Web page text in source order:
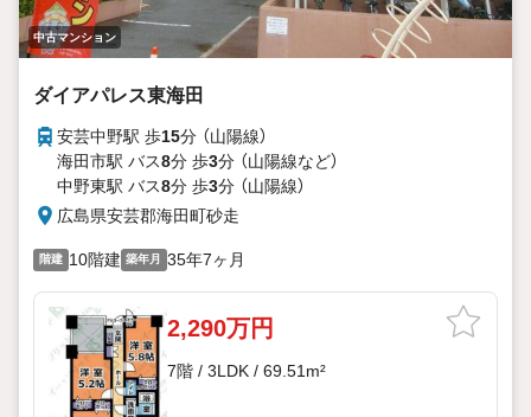
中古マンション
ダイアパレス東海田
安芸中野駅 歩15分 （山陽線）
海田市駅 バス8分 歩3分 （山陽線など）
中野東駅 バス8分 歩3分 （山陽線）
広島県安芸郡海田町砂走
階建 10階建 築年月 35年7ヶ月
2,290万円
7階 / 3LDK / 69.51m²